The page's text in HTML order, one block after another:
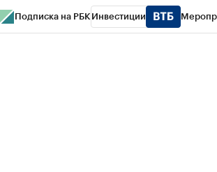
Подписка на РБК Инвестиции